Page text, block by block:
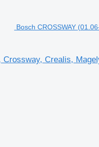
Bosch CROSSWAY
Crealis,